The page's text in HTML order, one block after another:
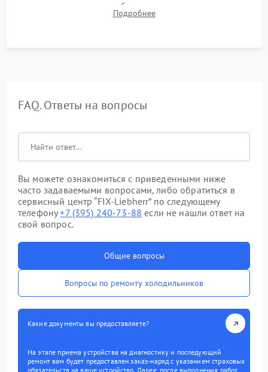
компрессора, отсутствия обмерзания стенок и корректного
срабатывания системы автоматической оттайки.
Подробнее
FAQ. Ответы на вопросы
Вы можете ознакомиться с приведенными ниже
часто задаваемыми вопросами, либо обратиться в
сервисный центр “FIX-Liebherr” по следующему
телефону+7 (395) 240-73-88 если не нашли ответ на
свой вопрос.
Общие вопросы
Вопросы по ремонту холодильников
Какие документы вы предоставляете?
На этапе приема устройства на диагностику и последующий
ремонт вам будет предоставлен заказ-наряд с указанием страховых
обязательств на ваше устройство. Далее, после выполнения работ